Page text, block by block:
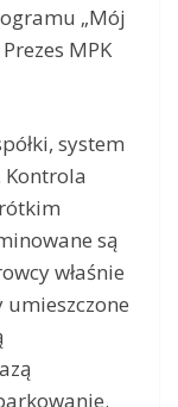
„Mój
MPK
system
są
właśnie